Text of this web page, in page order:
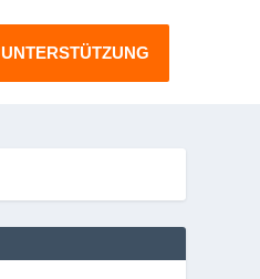
UNTERSTÜTZUNG